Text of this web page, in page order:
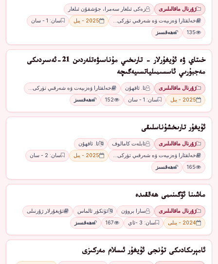
ژۇرنال ماقالىلىرى
زەكى ئىلغار سەمرا، جۇشقۇن ئىلغار
خەلقئارا ۋەزىيەت ۋە شەرقىي تۈركى…
2025 - يىل
سان: 1 - سان
135
ھەقسىز
خىتاي ۋە ئۇيغۇرلار - تارىخىي مۇناسىۋەتلەردىن 21-ئەسىردىكى
مەجبۇرىي ئاسسىمىلياتسىيەگىچە
ژۇرنال ماقالىلىرى ئا. ئاقھۇن
خەلقئارا ۋەزىيەت ۋە شەرقىي تۈركى…
2025 - يىل
سان: 1 - سان 152 ھەقسىز
ئۇيغۇر تارىخشۇناسلىقى
ژۇرنال ماقالىلىرى ئابلەت كامالوف
ئا. ئاقھۇن
خەلقئارا ۋەزىيەت ۋە شەرقىي تۈركى…
2025 - يىل
سان: 2 - سان
165
ھەقسىز
ﻣﺎﺷﯩﻨﺎ ﺋﯚﮔﯩﻨﯩﻤﻰ ﮬﻪﻗﻘﯩﺪﻩ
ژۇرنال ماقالىلىرى ﺳﺎﺭﺍ ﺑﺮﻭﯞﻥ ﺋﯚﺗﻜﯜﺭ ﺋﺎﻟﻤﺎﺱ
ئۇيغۇرلار ژۇرنىلى
2024 - يىلى
سان: 3 -ئاي 167 ھەقسىز
ئامېرىكادىكى ﺗﯘﻧﺠﻰ ﺋﯘﻳﻐﯘر ﺋﯩﺴﻼﻡ ﻣﻪرﻛﯩﺰﻯ